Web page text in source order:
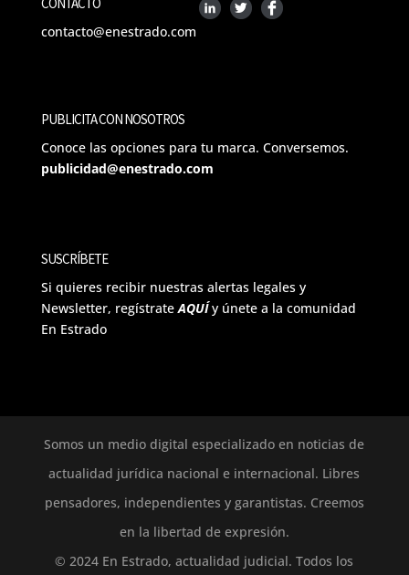
contacto@enestrado.com
PUBLICITA CON NOSOTROS
Conoce las opciones para tu marca. Conversemos.
publicidad@enestrado.com
SUSCRÍBETE
Si quieres recibir nuestras alertas legales y
Newsletter, regístrateAQUÍ y únete a la comunidad
En Estrado
Somos un medio digital especializado en noticias de
actualidad jurídica nacional e internacional. Libres
pensadores, independientes y garantistas. Creemos
en la libertad de expresión.
© 2024 En Estrado, actualidad judicial. Todos los